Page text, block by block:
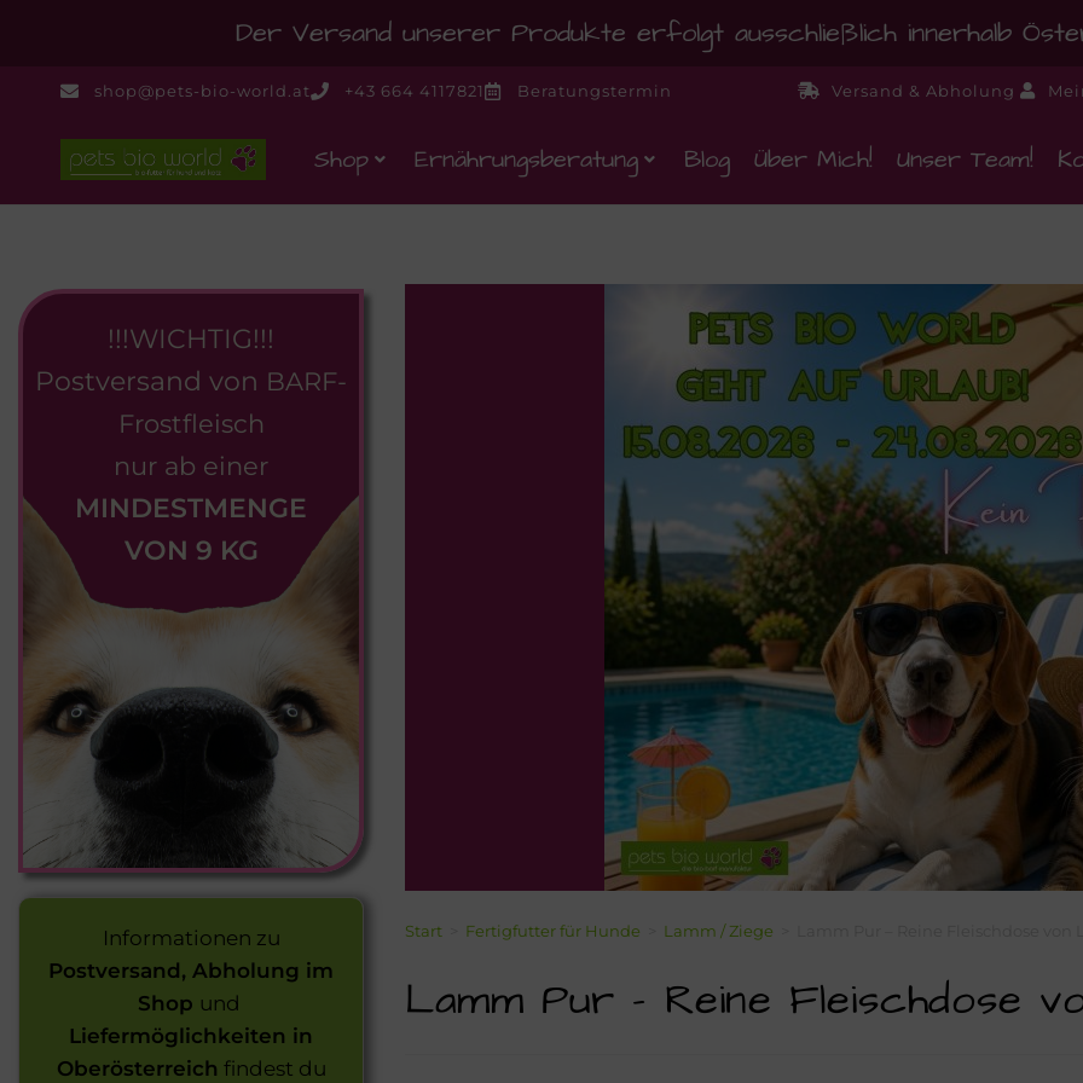
Der Versand unserer Produkte erfolgt ausschließlich innerhalb
shop@pets-bio-world.at +43 664 4117821 Beratungstermin Versand & Abholung
Shop Ernährungsberatung Blog Über Mich! Unser Team!
!!!WICHTIG!!!
Postversand von BARF-
Frostfleisch
nur ab einer
MINDESTMENGE
VON 9 KG
Informationen zu
Postversand, Abholung im
Shop und
Liefermöglichkeiten in
Oberösterreich findest du
Start Fertigfutter für Hunde Lamm / Ziege
Lamm Pur – Reine Fleischdose